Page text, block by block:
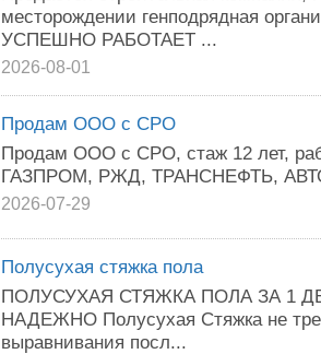
месторождении генподрядная
УСПЕШНО РАБОТАЕТ ...
2026-08-01
Продам ООО с СРО
Продам ООО с СРО, стаж 12 лет,
ГАЗПРОМ, РЖД, ТРАНСНЕФТЬ,
2026-07-29
Полусухая стяжка пола
ПОЛУСУХАЯ СТЯЖКА ПОЛА ЗА 1
НАДЕЖНО Полусухая Cтяжка нe
выравнивания посл...